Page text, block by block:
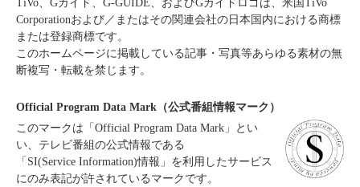
TiVo、Gガイド、G-GUIDE、およびGガイドロゴは、米国TiVo
Corporationおよび／またはその関連会社の日本国内における商標
または登録商標です。
このホームページに掲載している記事・写真等あらゆる素材の無
断複写・転載を禁じます。
Official Program Data Mark（公式番組情報マーク）
このマークは「Official Program Data Mark」とい
い、テレビ番組の公式情報である
「SI(Service Information)情報」を利用したサービス
にのみ表記が許されているマークです。